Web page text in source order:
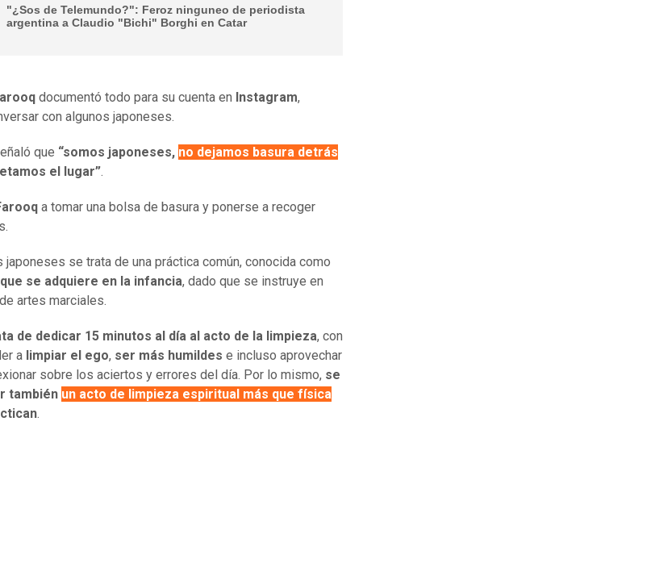
"¿Sos de Telemundo?": Feroz ninguneo de periodista
argentina a Claudio "Bichi" Borghi en Catar
documentó todo para su cuenta en Instagram,
con algunos japoneses.
que “somos japoneses, no dejamos basura detrás
el lugar”.
a tomar una bolsa de basura y ponerse a recoger
japoneses se trata de una práctica común, conocida como
se adquiere en la infancia, dado que se instruye en
artes marciales.
de dedicar 15 minutos al día al acto de la limpieza, con
a limpiar el ego, ser más humildes e incluso aprovechar
sobre los aciertos y errores del día. Por lo mismo, se
también un acto de limpieza espiritual más que física
.